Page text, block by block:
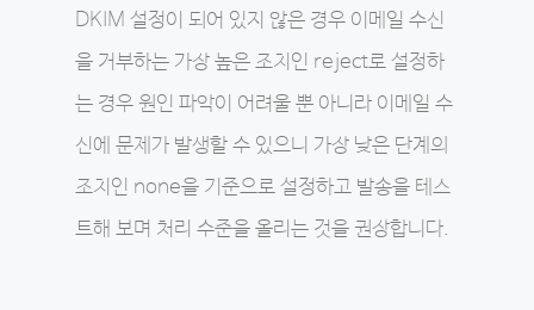
DKIM 설정이 되어 있지 않은 경우 이메일 수신
을 거부하는 가장 높은 조치인 reject로 설정하
는 경우 원인 파악이 어려울 뿐 아니라 이메일 수
신에 문제가 발생할 수 있으니 가장 낮은 단계의
조치인 none을 기준으로 설정하고 발송을 테스
트해 보며 처리 수준을 올리는 것을 권장합니다.